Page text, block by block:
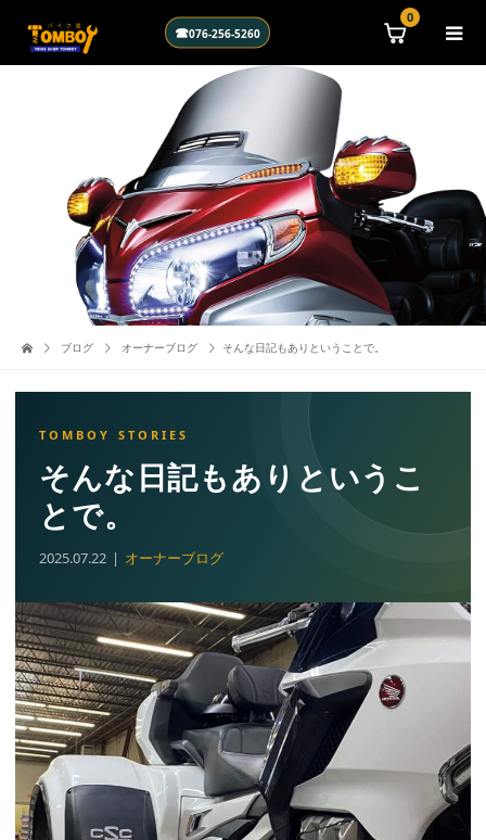
0
☎076-256-5260
ブログ オーナーブログ そんな日記もありということで。
そんな日記もありというこ
とで。
2025.07.22 オーナーブログ